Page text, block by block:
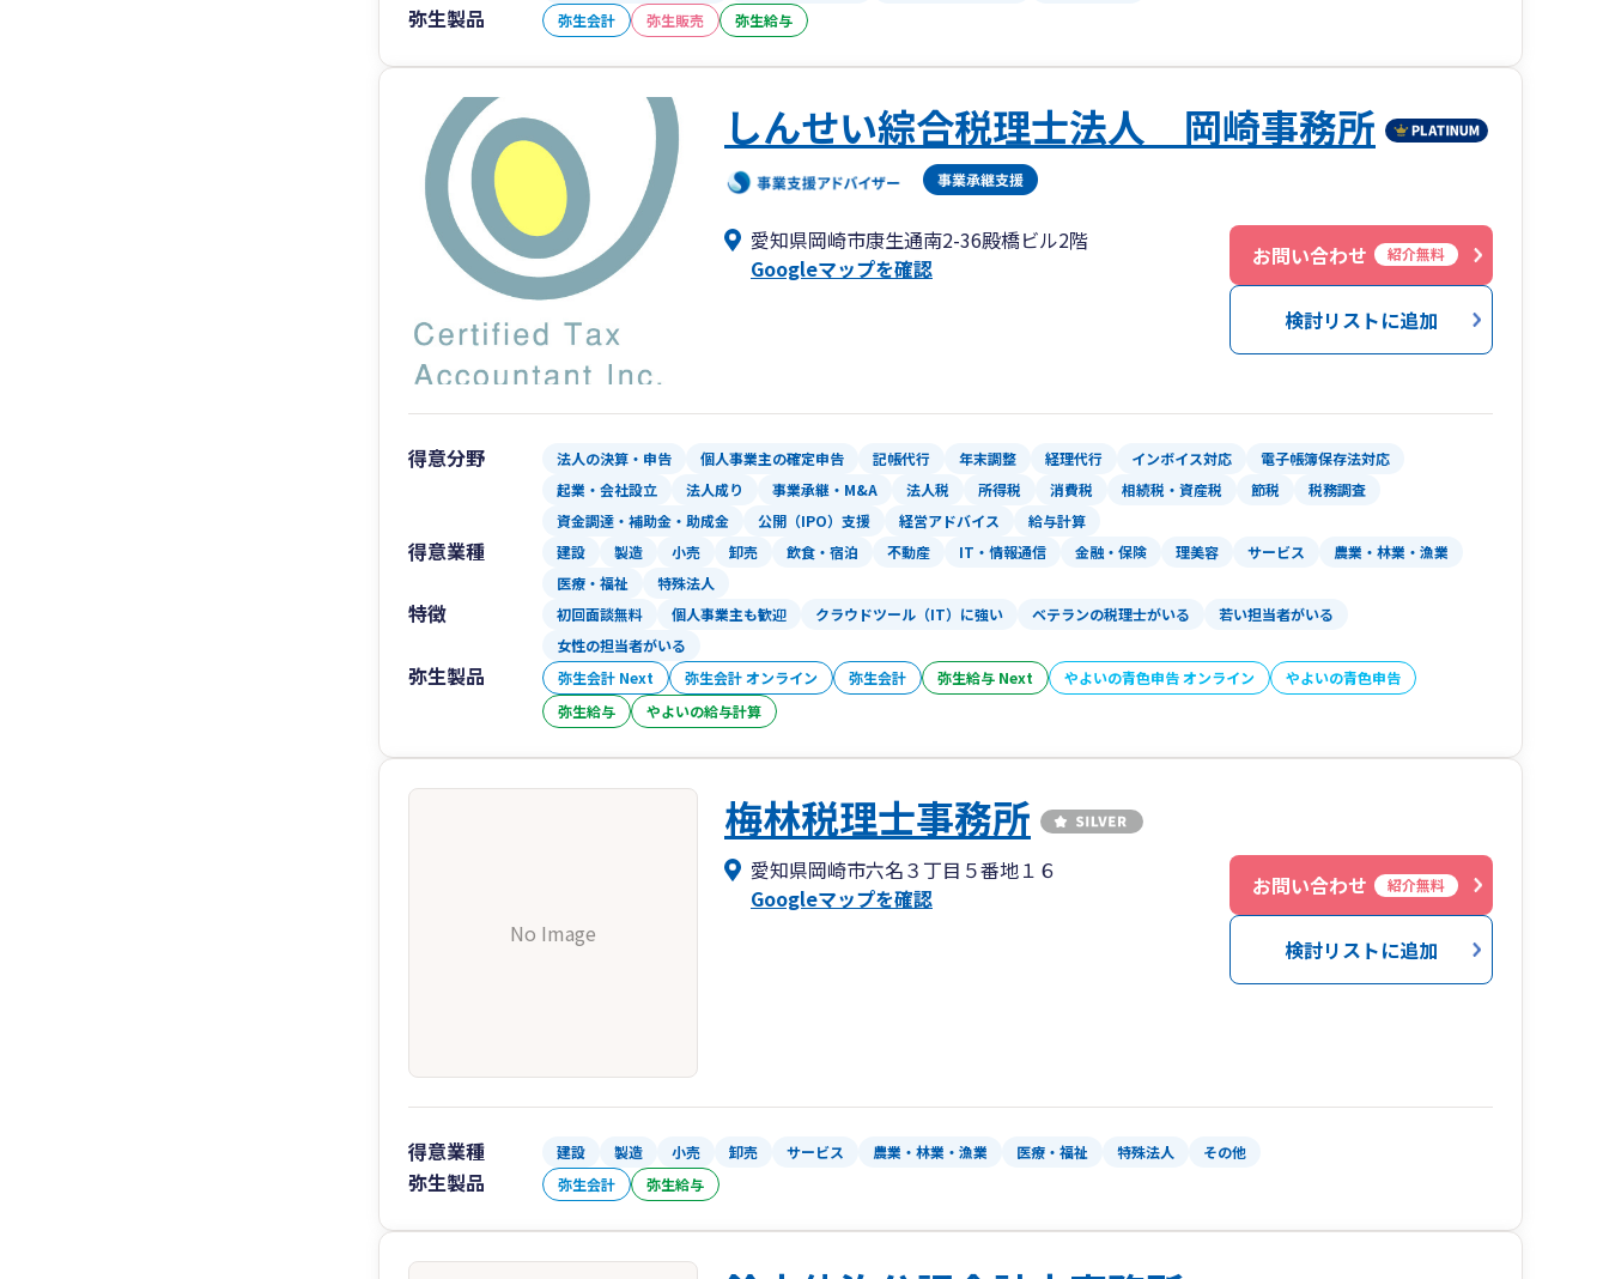
弥生製品 弥生会計 弥生販売 弥生給与
しんせい綜合税理士法人 岡崎事務所
愛知県岡崎市康生通南2-36殿橋ビル2階
Googleマップを確認
お問い合わせ 紹介無料
検討リストに追加
得意分野 法人の決算・申告 個人事業主の確定申告 記帳代行 年末調整 経理代行 インボイス対応
電子帳簿保存法対応
起業・会社設立
法人成り 事業承継・M&A 法人税 所得税 消費税 相続税・資産税 節税
税務調査
資金調達・補助金・助成金
公開（IPO）支援 経営アドバイス 給与計算
得意業種 建設 製造 小売 卸売 飲食・宿泊 不動産 IT・情報通信 金融・保険 理美容 サービス
農業・林業・漁業
医療・福祉
特殊法人
特徴 初回面談無料 個人事業主も歓迎 クラウドツール（IT）に強い ベテランの税理士がいる
若い担当者がいる
女性の担当者がいる
弥生製品 弥生会計 Next 弥生会計 オンライン 弥生会計 弥生給与 Next やよいの青色申告 オンライン
やよいの青色申告
弥生給与
やよいの給与計算
No Image
梅林税理士事務所
愛知県岡崎市六名３丁目５番地１６
Googleマップを確認
お問い合わせ 紹介無料
検討リストに追加
得意業種 建設 製造 小売 卸売 サービス 農業・林業・漁業 医療・福祉 特殊法人 その他
弥生製品 弥生会計 弥生給与